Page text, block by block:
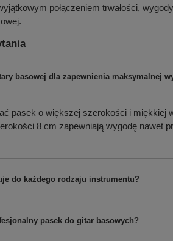
połączeniem trwałości,
basowej dla zapewnienia maksymalnej
pasek o większej szerokości i miękkiej
8 cm zapewniają wygodę nawet
do każdego rodzaju instrumentu?
pasek do gitar basowych?